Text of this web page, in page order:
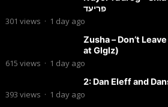
פריעד
301 views · 1 day ago
Zusha – Don’t
at Glglz)
615 views · 1 day ago
2: Dan Eleff and
393 views · 1 day ago